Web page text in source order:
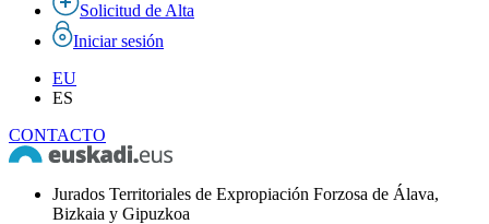
Solicitud de Alta
Iniciar sesión
EU
ES
CONTACTO
Jurados Territoriales de Expropiación Forzosa de Álava,
Bizkaia y Gipuzkoa